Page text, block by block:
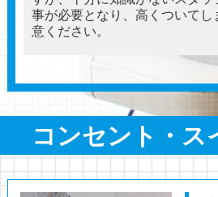
事が必要となり、高くついて
意ください。
コンセント・ス